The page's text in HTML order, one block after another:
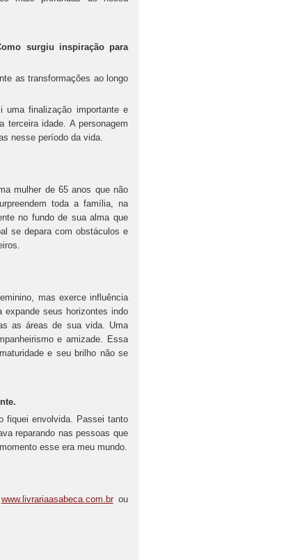
surgiu inspiração para
as transformações ao longo
uma finalização importante e
idade. A personagem
nesse período da vida.
mulher de 65 anos que não
toda a família, na
no fundo de sua alma que
se depara com obstáculos e
mas exerce influência
seus horizontes indo
as áreas de sua vida. Uma
e amizade. Essa
e seu brilho não se
fiquei envolvida. Passei tanto
reparando nas pessoas que
esse era meu mundo.
www.livrariaasabeca.com.brou